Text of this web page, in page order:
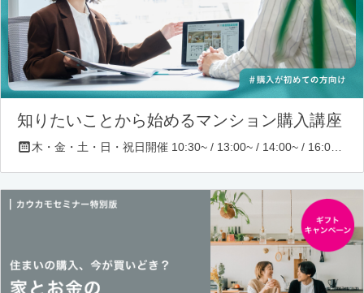
知りたいことから始めるマンション購入講座